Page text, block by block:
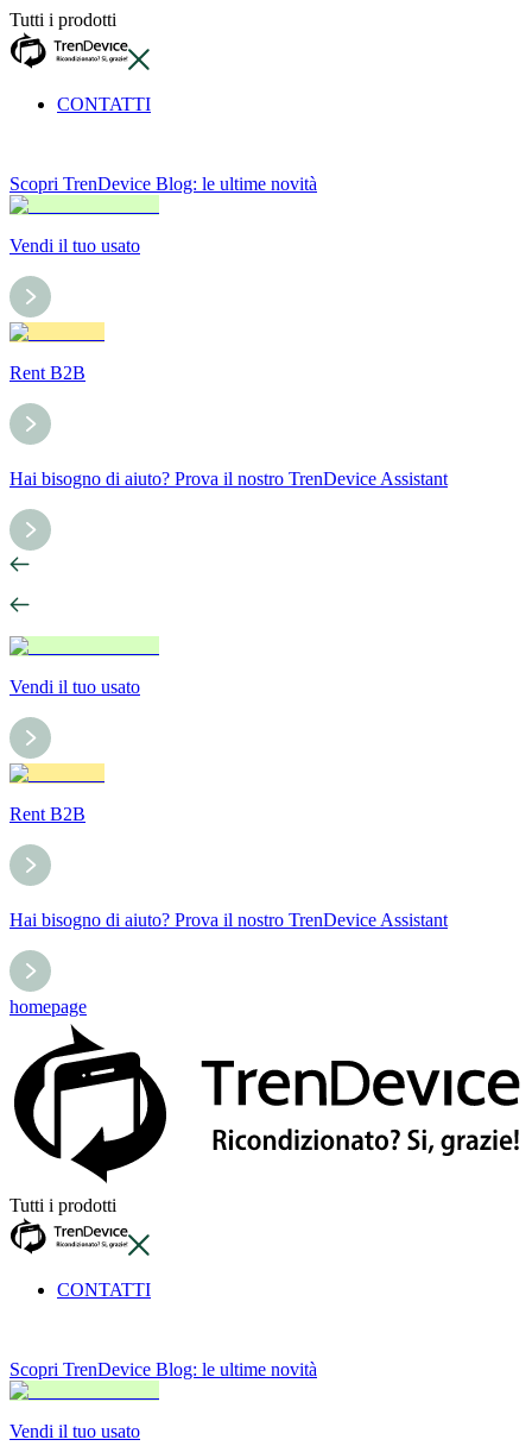
Tutti i prodotti
CONTATTI
Scopri TrenDevice Blog: le ultime novità
Vendi il tuo usato
Rent B2B
Hai bisogno di aiuto? Prova il nostro TrenDevice Assistant
Vendi il tuo usato
Rent B2B
Hai bisogno di aiuto? Prova il nostro TrenDevice Assistant
homepage
Tutti i prodotti
CONTATTI
Scopri TrenDevice Blog: le ultime novità
Vendi il tuo usato